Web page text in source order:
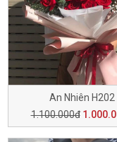
An Nhiên H202
1.100.000đ